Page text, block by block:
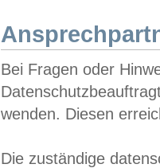
Bei Fragen oder
wenden. Diesen
Die zuständige